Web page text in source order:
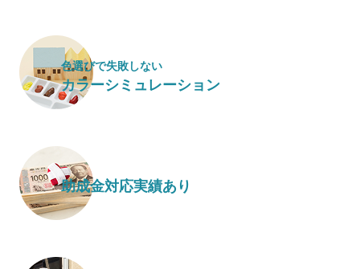
色選びで失敗しない
カラーシミュレーション
助成金対応実績あり